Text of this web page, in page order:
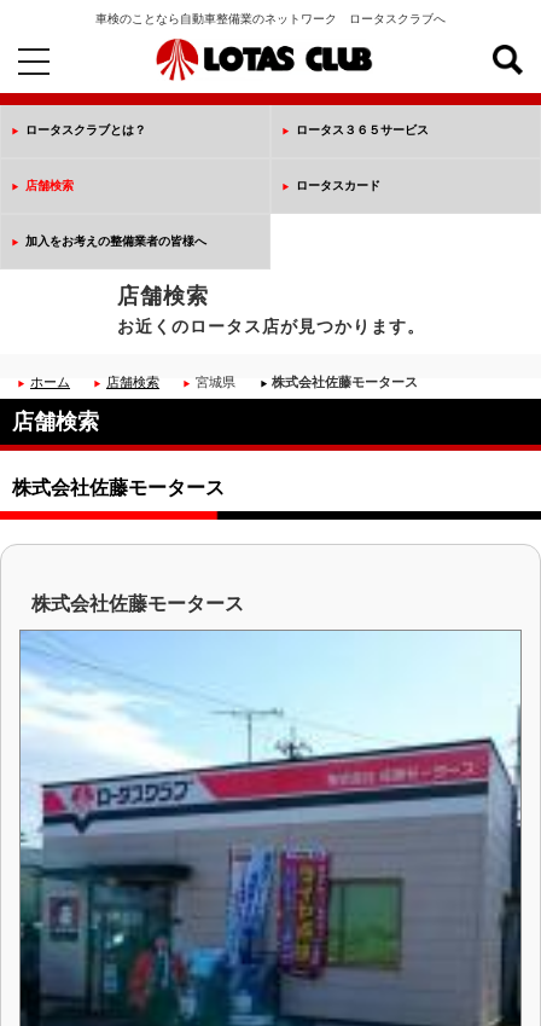
車検のことなら自動車整備業のネットワーク ロータスクラブへ
toggle
navigation
ロータスクラブとは？ ロータス３６５サービス
店舗検索 ロータスカード
加入をお考えの整備業者の皆様へ
店舗検索
お近くのロータス店が見つかります。
ホーム 店舗検索 宮城県 株式会社佐藤モータース
店舗検索
株式会社佐藤モータース
株式会社佐藤モータース